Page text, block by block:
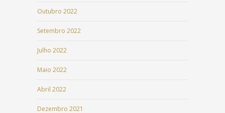
Outubro 2022
Setembro 2022
Julho 2022
Maio 2022
Abril 2022
Dezembro 2021